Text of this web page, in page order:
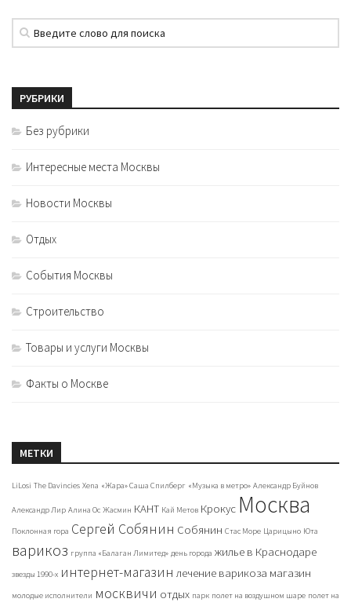
РУБРИКИ
Без рубрики
Интересные места Москвы
Новости Москвы
Отдых
События Москвы
Строительство
Товары и услуги Москвы
Факты о Москве
МЕТКИ
LiLosi The Davincies Xena «Жара» Саша Спилберг «Музыка в метро» Александр Буйнов
Александр Лир Алина Ос Жасмин КАНТ Кай Метов Крокус Москва
Поклонная гора Сергей Собянин Собянин Стас Море Царицыно Юта
варикоз группа «Балаган Лимитед» день города жилье в Краснодаре
звезды 1990-х интернет-магазин лечение варикоза магазин
молодые исполнители москвичи отдых парк полет на воздушном шаре полет на